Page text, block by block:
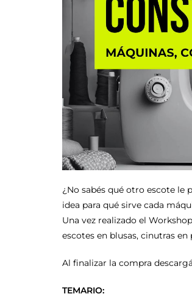
¿No sabés qué otro escote le
idea para qué sirve cada
Una vez realizado el
escotes en blusas, cinutras
Al finalizar la compra
TEMARIO: